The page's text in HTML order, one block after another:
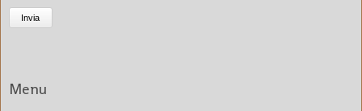
Invia
Menu